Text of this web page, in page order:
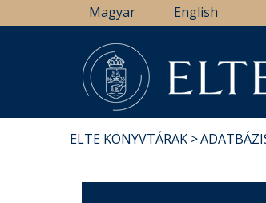
a
Magyar English
ELTE KÖNYVTÁRAK